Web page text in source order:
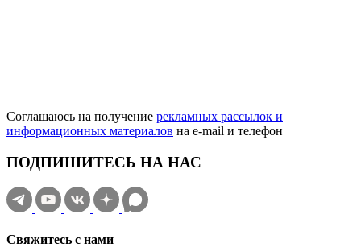
Соглашаюсь на получение рекламных рассылок и
информационных материалов на e‑mail и телефон
ПОДПИШИТЕСЬ НА НАС
Свяжитесь с нами